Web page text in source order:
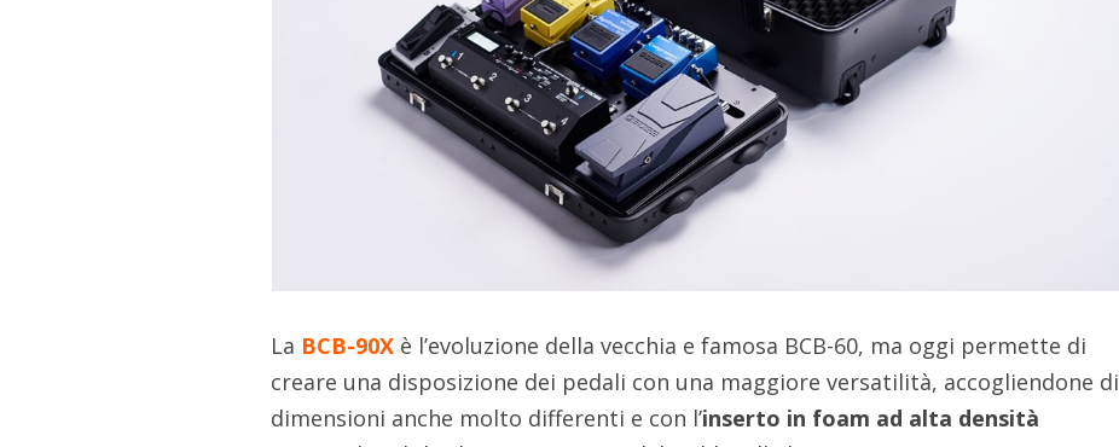
La BCB-90X è l’evoluzione della vecchia e famosa BCB-60, ma oggi permette di
creare una disposizione dei pedali con una maggiore versatilità, accogliendone di
dimensioni anche molto differenti e con l’inserto in foam ad alta densità